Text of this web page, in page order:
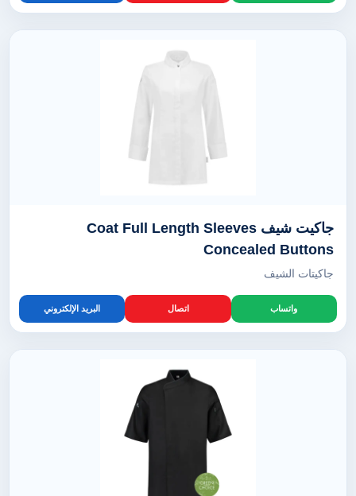
جاكيت شيف Coat Full Length Sleeves
Concealed Buttons
جاكيتات الشيف
واتساب اتصال البريد الإلكتروني